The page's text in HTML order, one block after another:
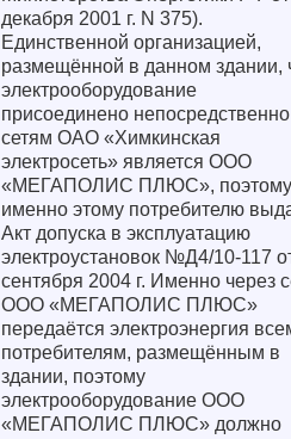
декабря 2001 г. N 375).
Единственной организацией,
размещённой в данном здании,
электрооборудование
присоединено непосредственно
сетям ОАО «Химкинская
электросеть» является ООО
«МЕГАПОЛИС ПЛЮС», поэтому
именно этому потребителю
Акт допуска в эксплуатацию
электроустановок №Д4/10-117
сентября 2004 г. Именно через
ООО «МЕГАПОЛИС ПЛЮС»
передаётся электроэнергия
потребителям, размещённым в
здании, поэтому
электрооборудование ООО
«МЕГАПОЛИС ПЛЮС» должно